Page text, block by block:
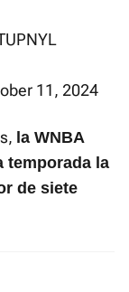
11, 2024
la WNBA
temporada la
de siete